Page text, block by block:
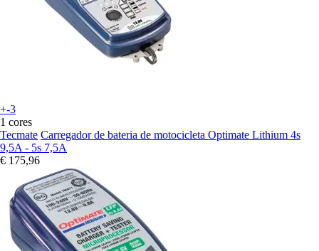
+-3
1 cores
Tecmate Carregador de bateria de motocicleta Optimate Lithium 4s
9,5A - 5s 7,5A
€ 175,96